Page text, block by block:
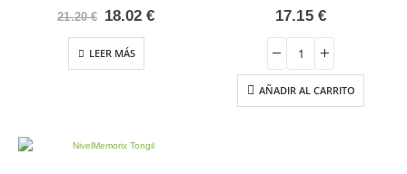
out of 5
21.20€ El
original
era:
21.20 €.
18.02€El
LEER MÁS
out of 5
17.15 €
AÑADIR AL CARRITO